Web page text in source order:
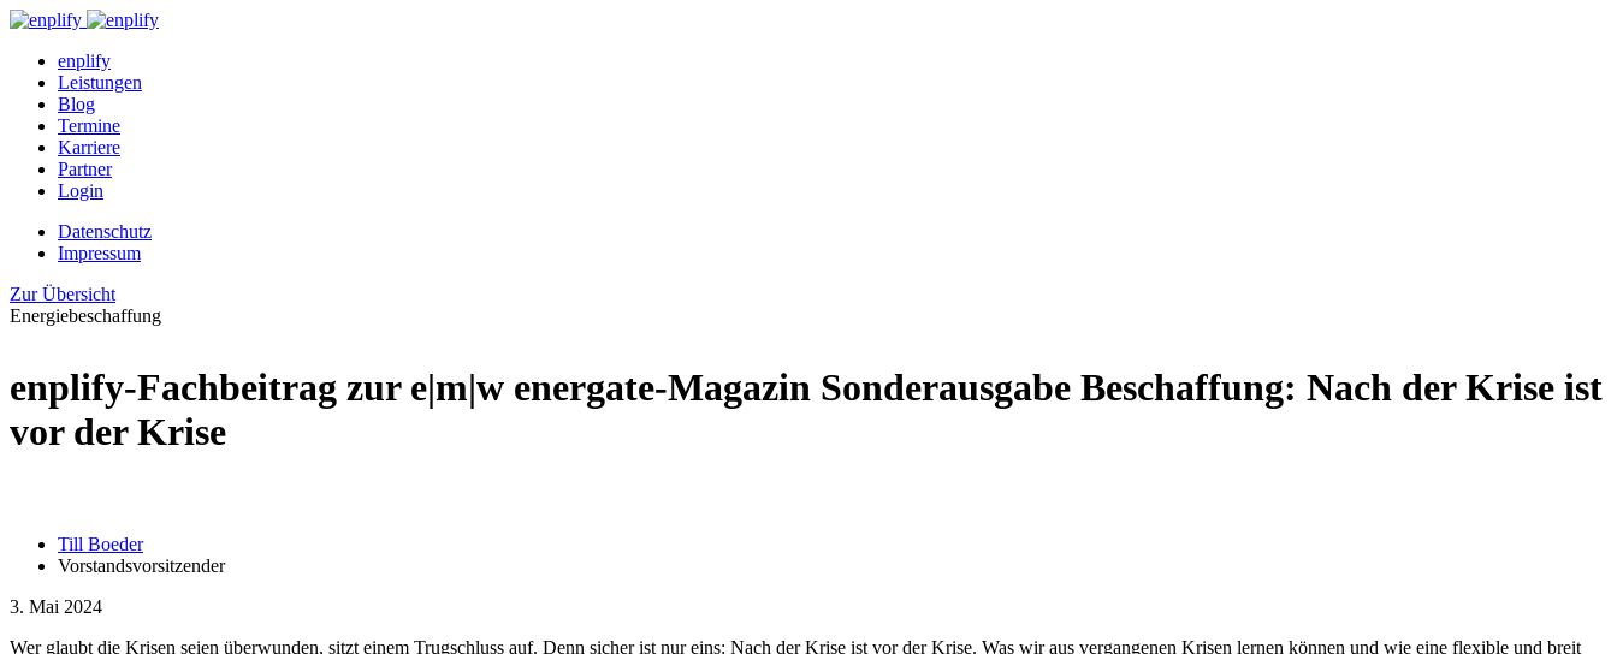
enplify
Leistungen
Blog
Termine
Karriere
Partner
Login
Datenschutz
Impressum
Zur Übersicht
Energiebeschaffung
enplify-Fachbeitrag zur e|m|w energate-Magazin Sonderausgabe Beschaffung: Nach der Krise ist
vor der Krise
Till Boeder
Vorstandsvorsitzender
3. Mai 2024
Wer glaubt die Krisen seien überwunden, sitzt einem Trugschluss auf. Denn sicher ist nur eins: Nach der Krise ist vor der Krise. Was wir aus vergangenen Krisen lernen können und wie eine flexible und breit